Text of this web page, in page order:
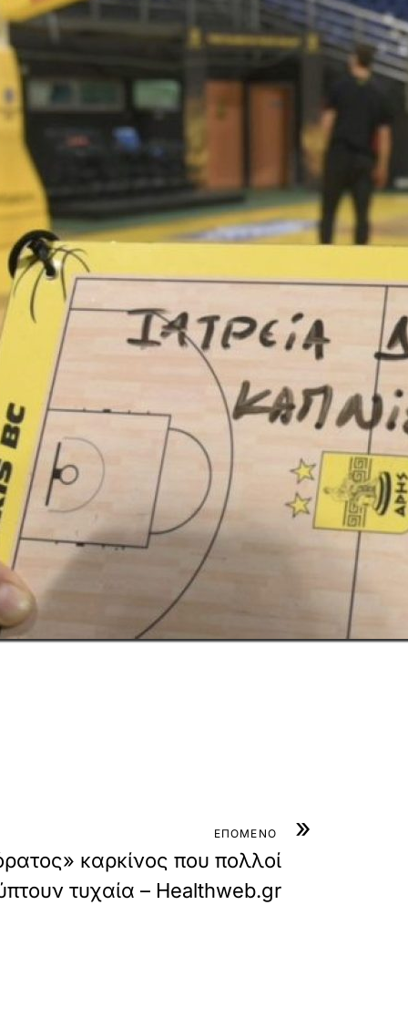
»
ΕΠΟΜΕΝΟ
καρκίνος που πολλοί
τυχαία – Healthweb.gr